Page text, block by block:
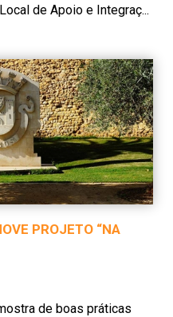
de Apoio e Integraç...
PROJETO “NA
de boas práticas